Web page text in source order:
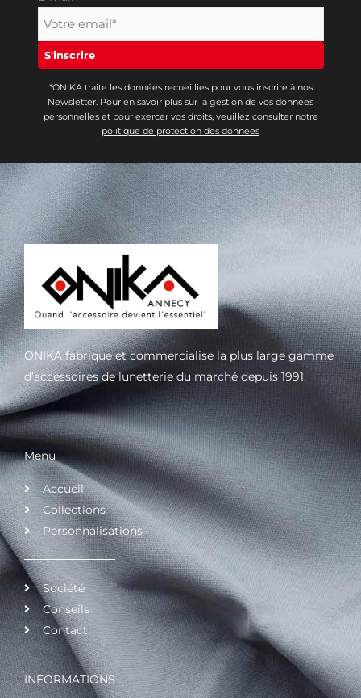
*ONIKA traite les données recueillies pour vous inscrire à nos
Newsletter. Pour en savoir plus sur la gestion de vos données
personnelles et pour exercer vos droits, veuillez consulter notre
politique de protection des données
ONIKA fabrique et commercialise la plus large gamme
d’accessoires de lunetterie du marché depuis 1991.
Menu
Accueil
Collections
Personnalisations
Société
Conseils
Contact
INFORMATIONS